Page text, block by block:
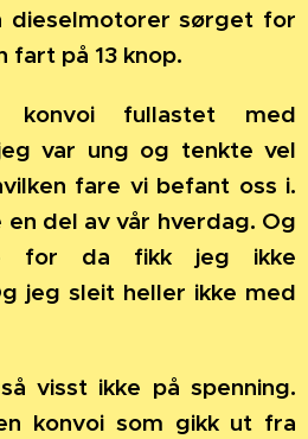
dieselmotorer sørget for
fart på 13 knop.
fullastet med
var ung og tenkte vel
fare vi befant oss i.
del av vår hverdag. Og
for da fikk jeg ikke
jeg sleit heller ikke med
visst ikke på spenning.
konvoi som gikk ut fra